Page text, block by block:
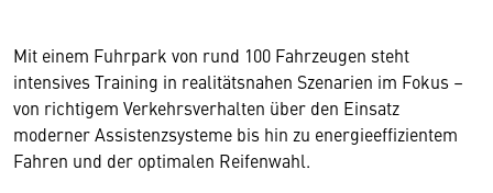
Mit einem Fuhrpark von rund 100 Fahrzeugen steht
intensives Training in realitätsnahen Szenarien im Fokus –
von richtigem Verkehrsverhalten über den Einsatz
moderner Assistenzsysteme bis hin zu energieeffizientem
Fahren und der optimalen Reifenwahl.